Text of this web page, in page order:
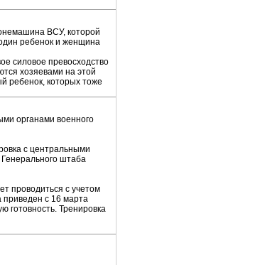
ВСУ, которой
ребенок и женщина
силовое превосходство
хозяевами на этой
ребенок, которых тоже
органами военного
с центральными
штаба
проводиться с учетом
с 16 марта
готовность. Тренировка